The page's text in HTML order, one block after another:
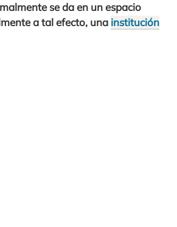
se da en un espacio
a tal efecto, una institución